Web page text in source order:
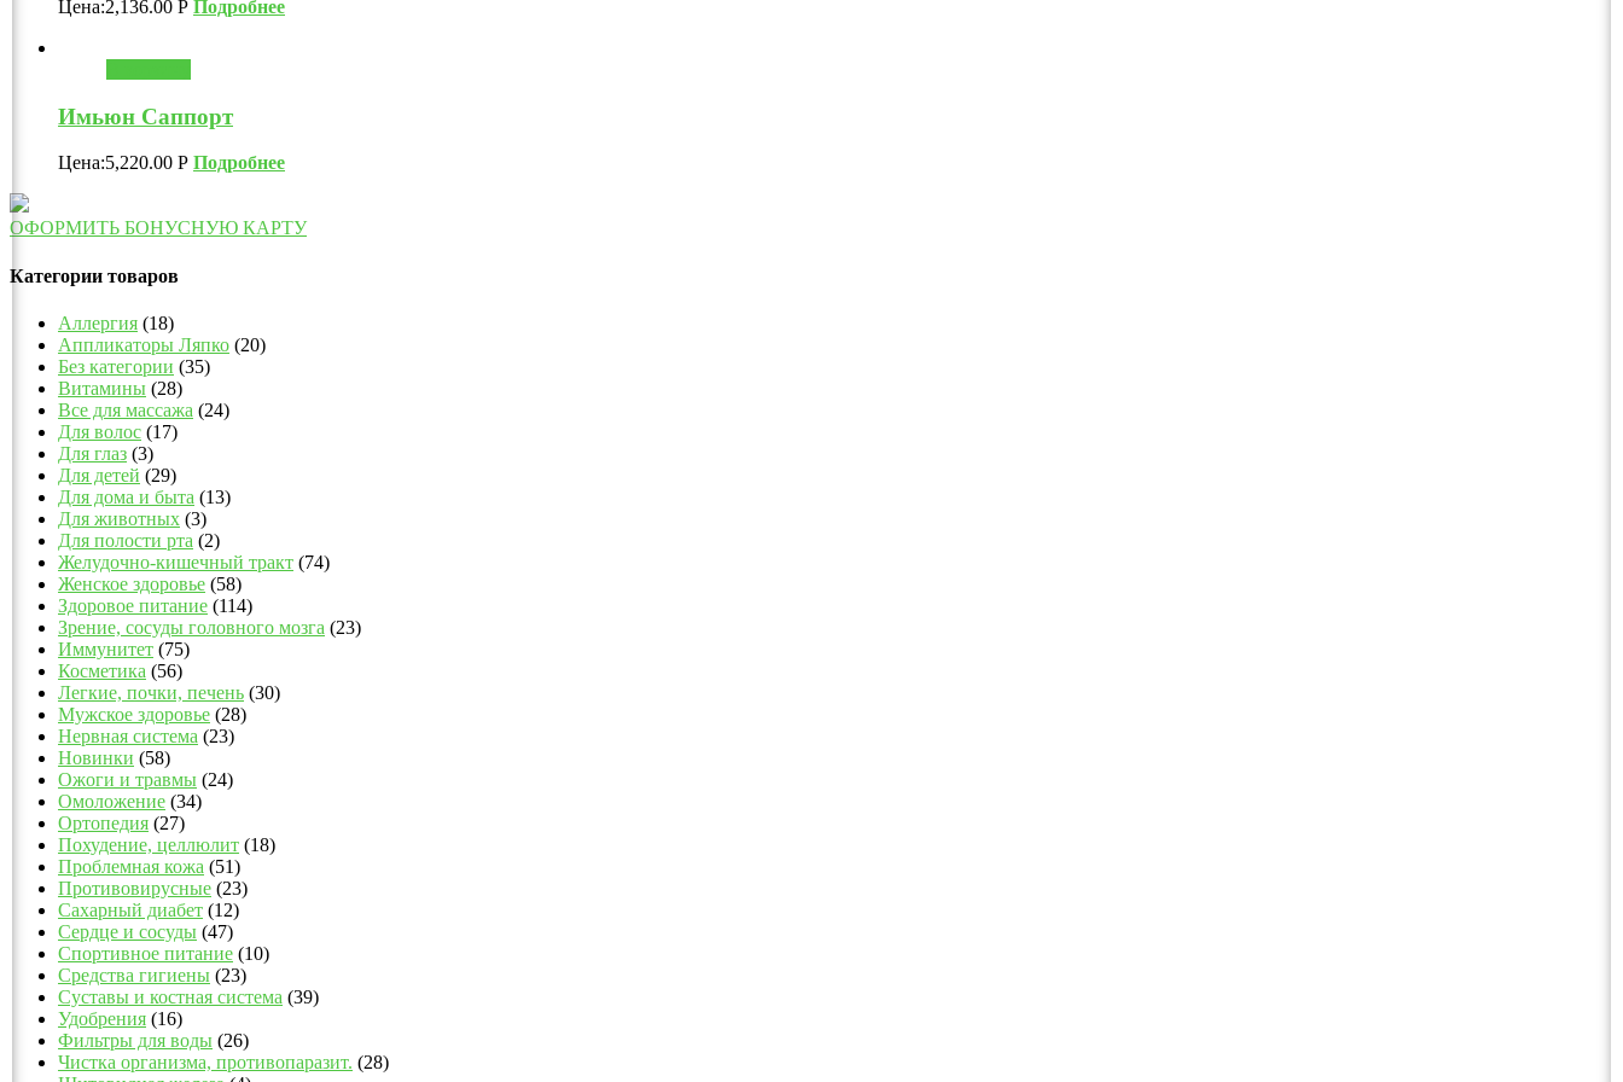
Цена:2,136.00 Р Подробнее
Имьюн Саппорт
Цена:5,220.00 Р Подробнее
ОФОРМИТЬ БОНУСНУЮ КАРТУ
Категории товаров
Аллергия (18)
Аппликаторы Ляпко (20)
Без категории (35)
Витамины (28)
Все для массажа (24)
Для волос (17)
Для глаз (3)
Для детей (29)
Для дома и быта (13)
Для животных (3)
Для полости рта (2)
Желудочно-кишечный тракт (74)
Женское здоровье (58)
Здоровое питание (114)
Зрение, сосуды головного мозга (23)
Иммунитет (75)
Косметика (56)
Легкие, почки, печень (30)
Мужское здоровье (28)
Нервная система (23)
Новинки (58)
Ожоги и травмы (24)
Омоложение (34)
Ортопедия (27)
Похудение, целлюлит (18)
Проблемная кожа (51)
Противовирусные (23)
Сахарный диабет (12)
Сердце и сосуды (47)
Спортивное питание (10)
Средства гигиены (23)
Суставы и костная система (39)
Удобрения (16)
Фильтры для воды (26)
Чистка организма, противопаразит. (28)